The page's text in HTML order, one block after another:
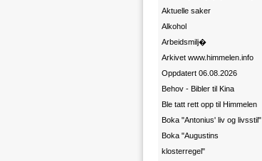
Aktuelle saker
Alkohol
Arbeidsmilj�
Arkivet www.himmelen.info
Oppdatert 06.08.2026
Behov - Bibler til Kina
Ble tatt rett opp til Himmelen
Boka "Antonius' liv og livsstil"
Boka "Augustins
klosterregel"